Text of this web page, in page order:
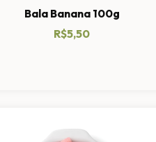
Bala Banana 100g
R$5,50